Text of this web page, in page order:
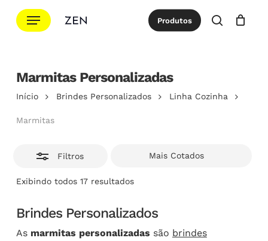
para
principal
Menu Produtos
procurar
Cotação Close
Marmitas Personalizadas
Início Brindes Personalizados Linha Cozinha
Marmitas
Filtros
Exibindo todos 17 resultadosClassificado
Brindes Personalizados
As marmitas personalizadas são brindes